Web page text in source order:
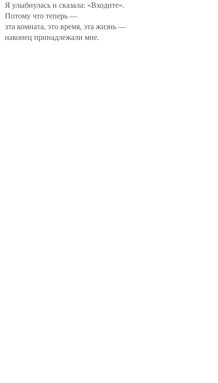
Я улыбнулась и сказала: «Входите».
Потому что теперь —
эта комната, это время, эта жизнь —
наконец принадлежали мне.